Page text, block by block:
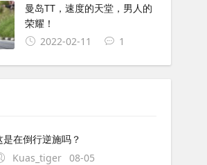
曼岛TT，速度的天堂，男人的
荣耀！
2022-02-11
1
是在倒行逆施吗？
Kuas_tiger 08-05